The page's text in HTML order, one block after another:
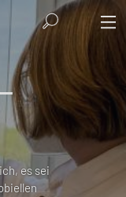
es sei